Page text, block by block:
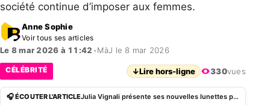
société continue d’imposer aux femmes.
Anne Sophie
Voir tous ses articles
Le 8 mar 2026 à 11:42 •MàJ le 8 mar 2026
CÉLÉBRITÉ ↓Lire hors-ligne 330vues
🎧 ÉCOUTER L'ARTICLE Julia Vignali présente ses nouvelles lunettes progressives